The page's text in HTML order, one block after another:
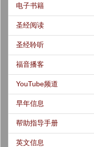
电子书籍
圣经阅读
圣经聆听
福音播客
YouTube频道
早年信息
帮助指导手册
英文信息